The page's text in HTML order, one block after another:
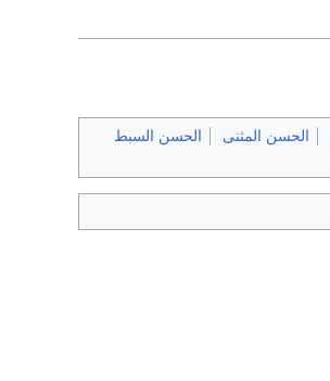
الحسن المثنى
الحسن السبط